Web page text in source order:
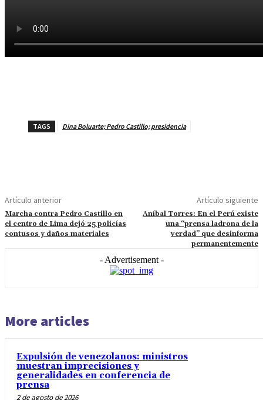
TAGS Dina Boluarte; Pedro Castillo; presidencia
Artículo anterior
Marcha contra Pedro Castillo en
el centro de Lima dejó 25 policías
contusos y daños materiales
Artículo siguiente
Aníbal Torres: En el Perú existe
una “prensa ladrona de la
verdad” que desinforma
permanentemente
- Advertisement -
More articles
Expulsión de venezolanos: ministros
muestran imprecisiones y
generalidades en conferencia de
prensa
2 de agosto de 2026